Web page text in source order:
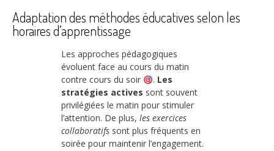
Adaptation des méthodes éducatives selon les
horaires d’apprentissage
Les approches pédagogiques
évoluent face au cours du matin
contre cours du soir
. Les
stratégies actives sont souvent
privilégiées le matin pour stimuler
l’attention. De plus, les exercices
collaboratifs sont plus fréquents en
soirée pour maintenir l’engagement.